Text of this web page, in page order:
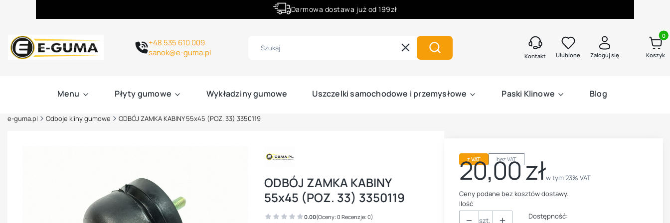
Darmowa dostawa już od 199zł
+48 535 610 009
sanok@e-guma.pl
Wyczyść Szukaj Kontakt Ulubione Zaloguj się Koszyk
Menu Płyty gumowe Wykładziny gumowe Uszczelki samochodowe i przemysłowe Paski Klinowe Blog
e-guma.pl Odboje kliny gumowe ODBÓJ ZAMKA KABINY 55x45 (POZ. 33) 3350119
ODBÓJ ZAMKA KABINY
55x45 (POZ. 33) 3350119
0.00(Oceny: 0 Recenzje: 0)
z VAT bez VAT
Cena
20,00 złw tym 23% VAT
w tym23% VAT
Ceny podane bez kosztów dostawy.
Ilość
szt.
Dostępność: